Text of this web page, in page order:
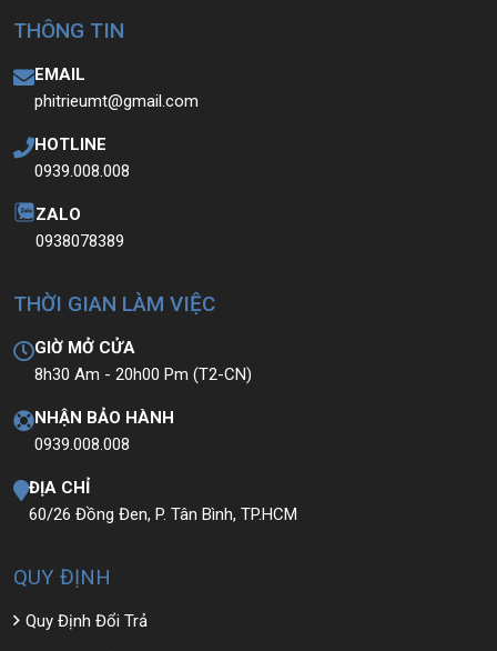
THÔNG TIN
EMAIL
phitrieumt@gmail.com
HOTLINE
0939.008.008
ZALO
0938078389
THỜI GIAN LÀM VIỆC
GIỜ MỞ CỬA
8h30 Am - 20h00 Pm (T2-CN)
NHẬN BẢO HÀNH
0939.008.008
ĐỊA CHỈ
60/26 Đồng Đen, P. Tân Bình, TP.HCM
QUY ĐỊNH
Quy Định Đổi Trả